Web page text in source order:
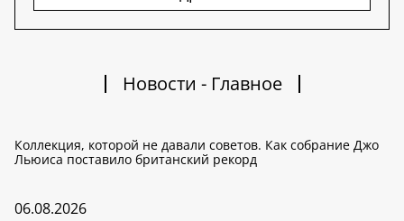
Новости - Главное
Коллекция, которой не давали советов. Как собрание Джо
Льюиса поставило британский рекорд
06.08.2026